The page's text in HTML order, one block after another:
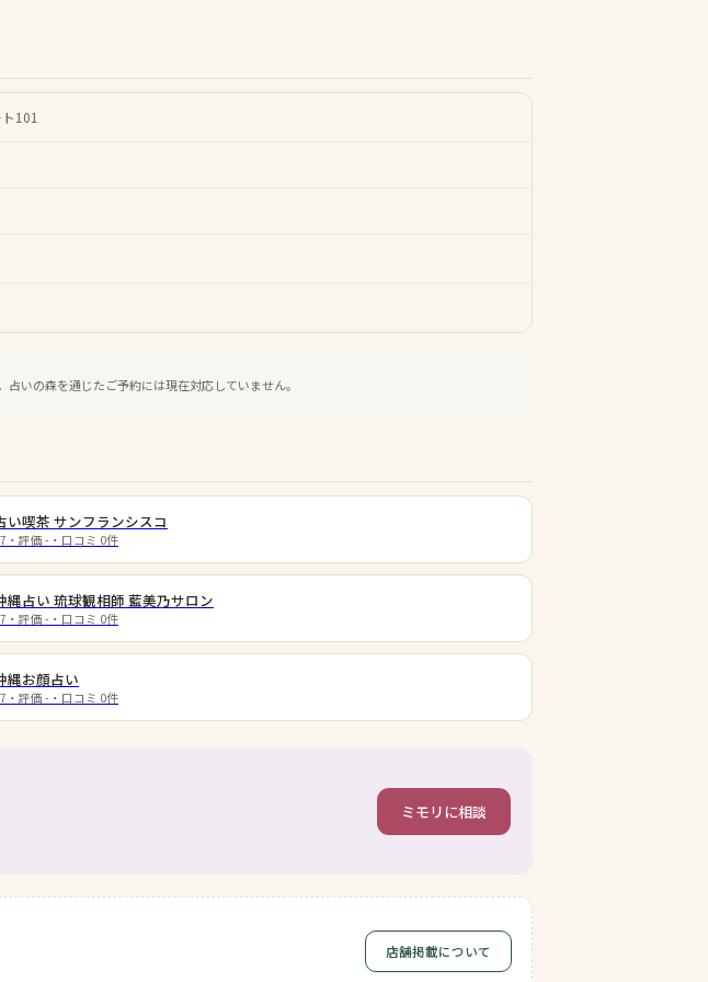
101
いの森を通じたご予約には現在対応していません。
い喫茶 サンフランシスコ
・評価 - ・口コミ 0件
縄占い 琉球観相師 藍美乃サロン
・評価 - ・口コミ 0件
縄お顔占い
・評価 - ・口コミ 0件
ミモリに相談
店舗掲載について